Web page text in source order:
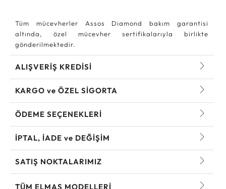
Tüm mücevherler Assos Diamond bakım garantisi
altında, özel mücevher sertifikalarıyla birlikte
gönderilmektedir.
ALIŞVERİŞ KREDİSİ
KARGO ve ÖZEL SİGORTA
ÖDEME SEÇENEKLERİ
İPTAL, İADE ve DEĞİŞİM
SATIŞ NOKTALARIMIZ
TÜM ELMAS MODELLERI